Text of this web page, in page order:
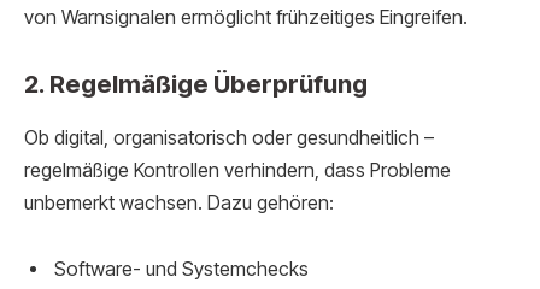
von Warnsignalen ermöglicht frühzeitiges Eingreifen.
2. Regelmäßige Überprüfung
Ob digital, organisatorisch oder gesundheitlich –
regelmäßige Kontrollen verhindern, dass Probleme
unbemerkt wachsen. Dazu gehören:
Software- und Systemchecks